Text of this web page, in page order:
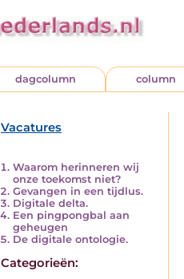
dagcolumn column
Vacatures
Waarom herinneren wij
onze toekomst niet?
Gevangen in een tijdlus.
Digitale delta.
Een pingpongbal aan
geheugen
De digitale ontologie.
Categorieën: